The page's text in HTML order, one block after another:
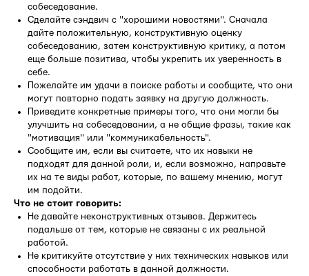
собеседование.
Сделайте сэндвич с "хорошими новостями". Сначала
дайте положительную, конструктивную оценку
собеседованию, затем конструктивную критику, а потом
еще больше позитива, чтобы укрепить их уверенность в
себе.
Пожелайте им удачи в поиске работы и сообщите, что они
могут повторно подать заявку на другую должность.
Приведите конкретные примеры того, что они могли бы
улучшить на собеседовании, а не общие фразы, такие как
"мотивация" или "коммуникабельность".
Сообщите им, если вы считаете, что их навыки не
подходят для данной роли, и, если возможно, направьте
их на те виды работ, которые, по вашему мнению, могут
им подойти.
Что не стоит говорить:
Не давайте неконструктивных отзывов. Держитесь
подальше от тем, которые не связаны с их реальной
работой.
Не критикуйте отсутствие у них технических навыков или
способности работать в данной должности.